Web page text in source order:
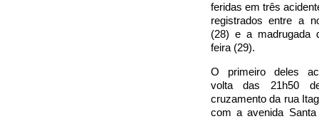
feridas em três
registrados entre a
(28) e a madrugada
feira (29).
O primeiro deles
volta das 21h50
cruzamento da rua
com a avenida